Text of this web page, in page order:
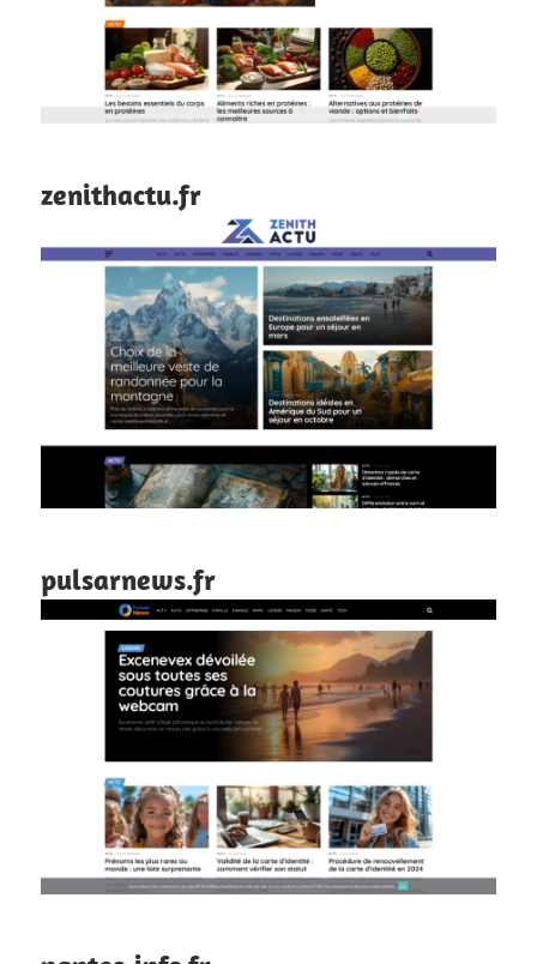
zenithactu.fr
pulsarnews.fr